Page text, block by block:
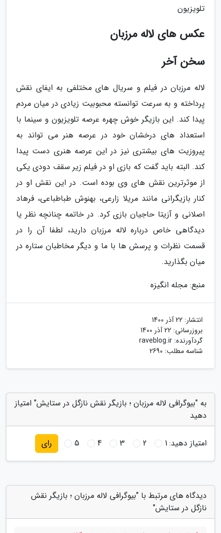
تلویزیون
عکس های لاله مرزبان
سخن آخر
لاله مرزبان در فیلم و سریال های مختلفی به ایفای نقش
پرداخته و به سرعت توانسته محبوبیت زیادی در میان مردم
پیدا کند. این بازیگر خوش چهره عرصه تلویزیون و سینما با
استعداد های درخشان خود در عرصه هنر می تواند به
پیروزیت های بیشتری نیز در این عرصه هنری دست پیدا
کند. البته باید گفت که بازی او در فیلم زیر سقف دودی یکی
از موثرترین نقش های وی بوده است. در این نقش او در
کنار بازیگرانی مانند مریلا زارعی، بهنوش طباطباعی، فرهاد
اصلانی و آزیتا حاجیان بازی کرد. در خاتمه چنانچه نظر یا
دیدگاهی خاص درباره لاله مرزبان دارید، لطفا آن را در
قسمت نظرات و پرسش ها با ما و دیگر مخاطبان ستاره در
میان بگذارید.
منبع: مجله انگیزه
انتشار: 22 آذر 1400
بروزرسانی: 22 آذر 1400
گردآورنده: raveblog.ir
شناسه مطلب: 2690
به "بیوگرافی لاله مرزبان ؛ بازیگر نقش نازگل در ستایش" امتیاز
دهید
امتیاز دهید:1
2
3
4
5 رای
دیدگاه های مرتبط با "بیوگرافی لاله مرزبان ؛ بازیگر نقش
نازگل در ستایش"